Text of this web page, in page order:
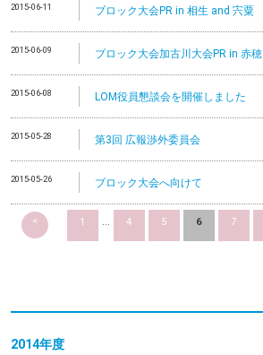
2015-06-11 ブロック大会PR in 相生 and 宍粟
2015-06-09 ブロック大会加古川大会PR in 赤穂
2015-06-08 LOM役員懇談会を開催しました
2015-05-28 第3回 広報渉外委員会
2015-05-26 ブロック大会へ向けて
< 1 ... 4 5 6 7
2014年度